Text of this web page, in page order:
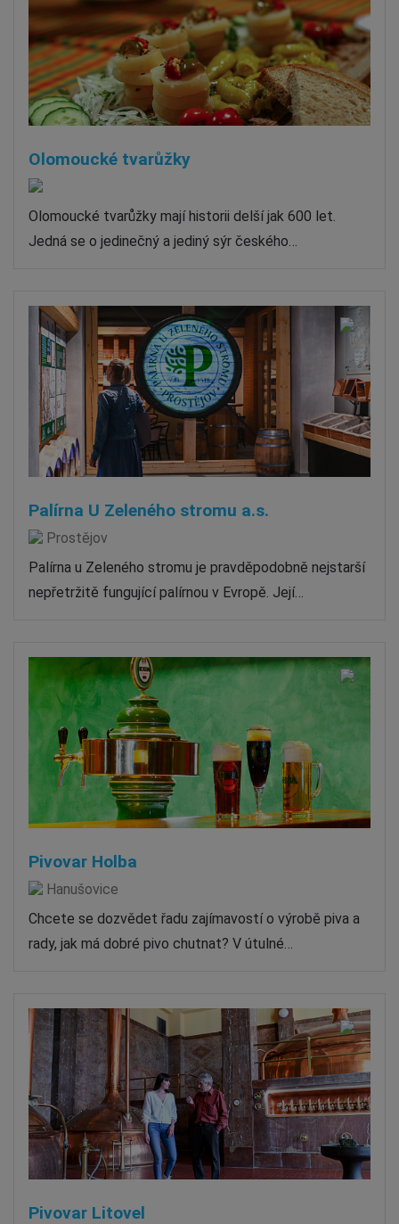
Olomoucké tvarůžky
Olomoucké tvarůžky mají historii delší jak 600 let.
Jedná se o jedinečný a jediný sýr českého…
Palírna U Zeleného stromu a.s.
Prostějov
Palírna u Zeleného stromu je pravděpodobně nejstarší
nepřetržitě fungující palírnou v Evropě. Její…
Pivovar Holba
Hanušovice
Chcete se dozvědet řadu zajímavostí o výrobě piva a
rady, jak má dobré pivo chutnat? V útulné…
Pivovar Litovel